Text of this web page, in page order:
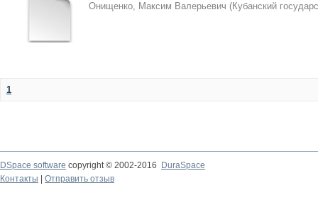
Онищенко, Максим Валерьевич (Кубанский
1
DSpace software copyright © 2002-2016
DuraSpace
Контакты
Отправить отзыв